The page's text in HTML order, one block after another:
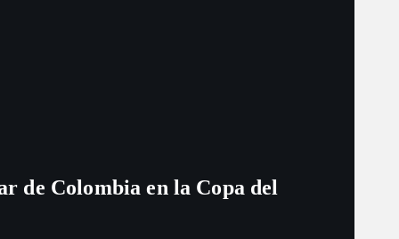
de Colombia en la Copa del